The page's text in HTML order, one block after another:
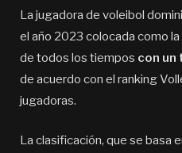
La jugadora de voleibol
el año 2023 colocada como
de todos los tiempos con
de acuerdo con el ranking
jugadoras.
La clasificación, que se basa